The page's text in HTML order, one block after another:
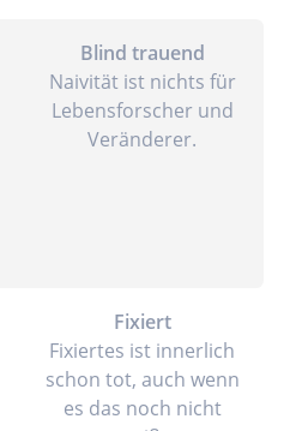
Blind trauend
Naivität ist nichts für
Lebensforscher und
Veränderer.
Fixiert
Fixiertes ist innerlich
schon tot, auch wenn
es das noch nicht